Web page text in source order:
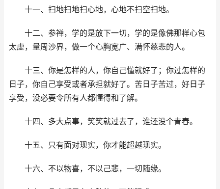
十一、扫地扫地扫心地，心地不扫空扫地。
十二、参禅，学的是放下一切，学的是像佛那样心包
太虚，量周沙界，做一个心胸宽广、满怀慈悲的人。
十三、你是怎样的人，你自己懂就好了；你过怎样的
日子，你自己享受或者承担就好了。苦日子苦过，好日子
享受，没必要令所有人都懂得和了解。
十四、多大点事，笑笑就过去了，谁还没个青春。
十五、只有面对现实，你才能超越现实。
十六、不以物喜，不以己悲，一切随缘。